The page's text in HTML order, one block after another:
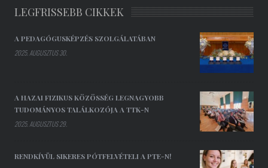
LEGFRISSEBB CIKKEK
A PEDAGÓGUSKÉPZÉS SZOLGÁLATÁBAN
2025. AUGUSZTUS 30.
A HAZAI FIZIKUS KÖZÖSSÉG LEGNAGYOBB
TUDOMÁNYOS TALÁLKOZÓJA A TTK-N
2025. AUGUSZTUS 29.
RENDKÍVÜL SIKERES PÓTFELVÉTELI A PTE-N!